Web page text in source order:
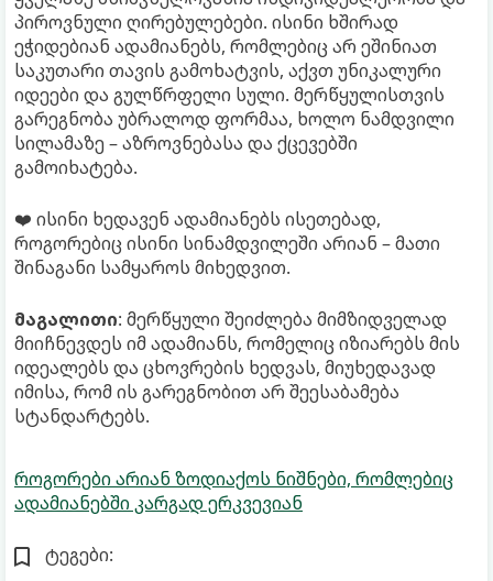
პიროვნული ღირებულებები. ისინი ხშირად
ეჭიდებიან ადამიანებს, რომლებიც არ ეშინიათ
საკუთარი თავის გამოხატვის, აქვთ უნიკალური
იდეები და გულწრფელი სული. მერწყულისთვის
გარეგნობა უბრალოდ ფორმაა, ხოლო ნამდვილი
სილამაზე – აზროვნებასა და ქცევებში
გამოიხატება.
❤️ ისინი ხედავენ ადამიანებს ისეთებად,
როგორებიც ისინი სინამდვილეში არიან – მათი
შინაგანი სამყაროს მიხედვით.
მაგალითი: მერწყული შეიძლება მიმზიდველად
მიიჩნევდეს იმ ადამიანს, რომელიც იზიარებს მის
იდეალებს და ცხოვრების ხედვას, მიუხედავად
იმისა, რომ ის გარეგნობით არ შეესაბამება
სტანდარტებს.
როგორები არიან ზოდიაქოს ნიშნები, რომლებიც
ადამიანებში კარგად ერკვევიან
ტეგები: